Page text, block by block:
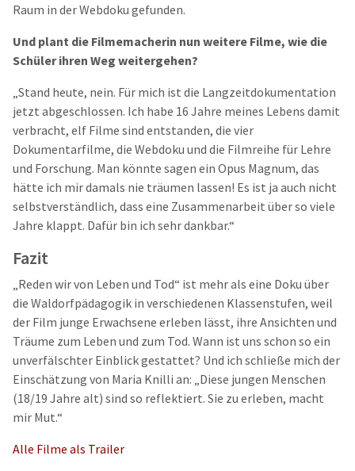
Raum in der Webdoku gefunden.
Und plant die Filmemacherin nun weitere Filme, wie die
Schüler ihren Weg weitergehen?
„Stand heute, nein. Für mich ist die Langzeitdokumentation
jetzt abgeschlossen. Ich habe 16 Jahre meines Lebens damit
verbracht, elf Filme sind entstanden, die vier
Dokumentarfilme, die Webdoku und die Filmreihe für Lehre
und Forschung. Man könnte sagen ein Opus Magnum, das
hätte ich mir damals nie träumen lassen! Es ist ja auch nicht
selbstverständlich, dass eine Zusammenarbeit über so viele
Jahre klappt. Dafür bin ich sehr dankbar.“
Fazit
„Reden wir von Leben und Tod“ ist mehr als eine Doku über
die Waldorfpädagogik in verschiedenen Klassenstufen, weil
der Film junge Erwachsene erleben lässt, ihre Ansichten und
Träume zum Leben und zum Tod. Wann ist uns schon so ein
unverfälschter Einblick gestattet? Und ich schließe mich der
Einschätzung von Maria Knilli an: „Diese jungen Menschen
(18/19 Jahre alt) sind so reflektiert. Sie zu erleben, macht
mir Mut.“
Alle Filme als Trailer